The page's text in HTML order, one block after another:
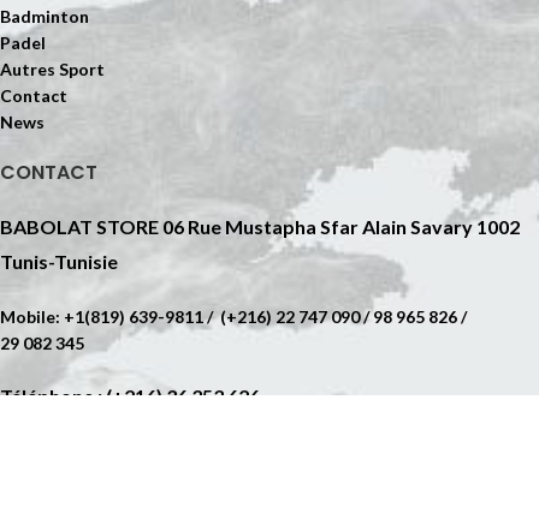
Badminton
Padel
Autres Sport
Contact
News
CONTACT
BABOLAT STORE 06 Rue Mustapha Sfar Alain Savary 1002
Tunis-Tunisie
Mobile: +1(819) 639-9811 / (+216) 22 747 090 / 98 965 826 /
29 082 345
Téléphone : (+216) 36 353 626